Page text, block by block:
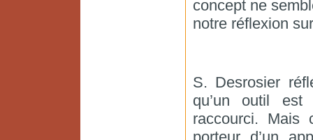
concept ne
notre réflexion
S. Desrosier
qu’un outil est
raccourci. Mais